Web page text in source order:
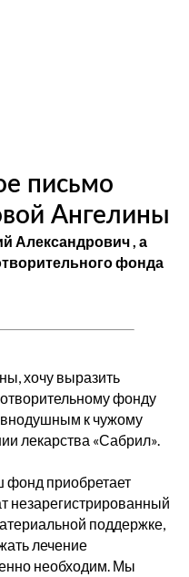
письмо
Ангелины
Александрович , а
фонда
хочу выразить
фонду
к чужому
лекарства «Сабрил».
фонд приобретает
незарегистрированный
поддержке,
лечение
необходим. Мы